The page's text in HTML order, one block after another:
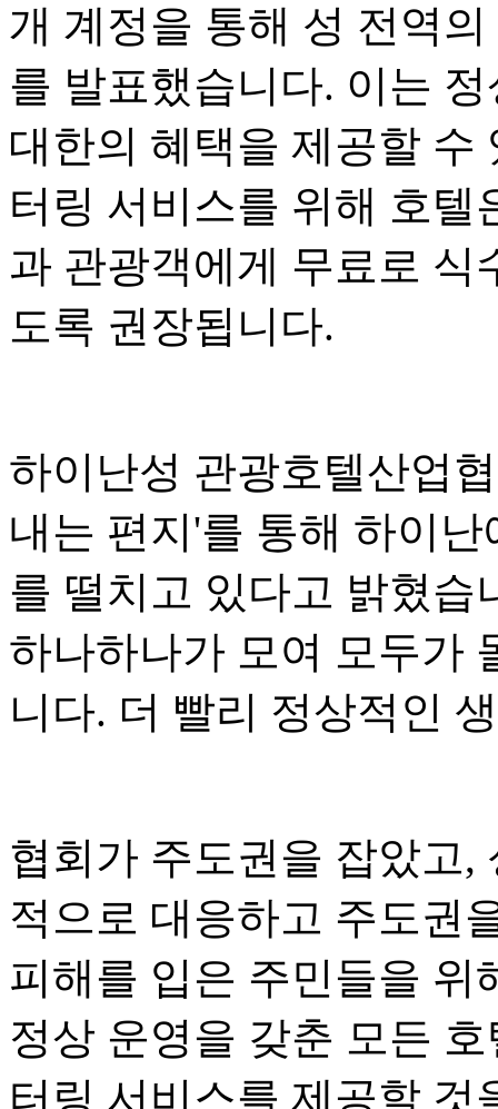
개 계정을 통해 성 전역
를 발표했습니다. 이는
대한의 혜택을 제공할 수
터링 서비스를 위해 호텔
과 관광객에게 무료로 식
도록 권장됩니다.
하이난성 관광호텔산업
내는 편지'를 통해 하이
를 떨치고 있다고 밝혔습
하나하나가 모여 모두가
니다. 더 빨리 정상적인
협회가 주도권을 잡았고,
적으로 대응하고 주도권
피해를 입은 주민들을 위
정상 운영을 갖춘 모든
터링 서비스를 제공할 것